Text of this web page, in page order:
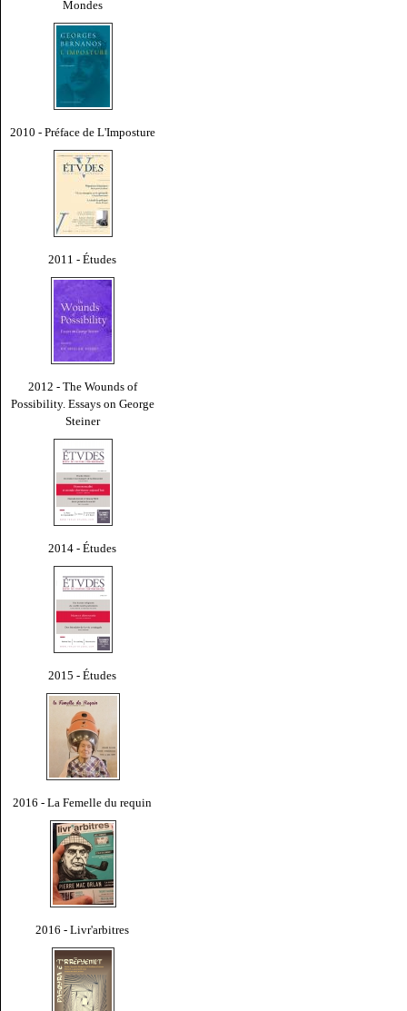
Mondes
2010 - Préface de L'Imposture
2011 - Études
2012 - The Wounds of
Possibility. Essays on George
Steiner
2014 - Études
2015 - Études
2016 - La Femelle du requin
2016 - Livr'arbitres